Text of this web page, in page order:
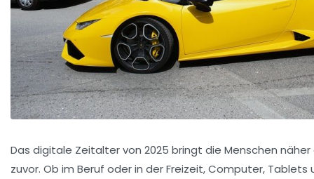
Das digitale Zeitalter von 2025 bringt die Menschen näher
zuvor. Ob im Beruf oder in der Freizeit, Computer,